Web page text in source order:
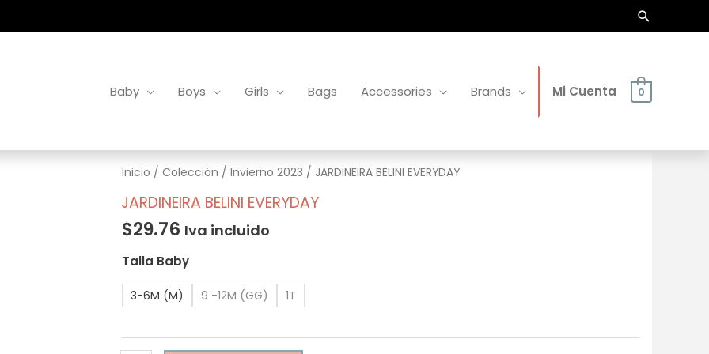
Buscar
Baby Boys Girls Bags Accessories Brands Mi Cuenta 0
Inicio / Colección / Invierno 2023 / JARDINEIRA BELINI EVERYDAY
JARDINEIRA BELINI EVERYDAY
$29.76 Iva incluido
Talla Baby
3-6M (M) 9 -12M (GG) 1T
JARDINEIRA
BELINI
cantidad